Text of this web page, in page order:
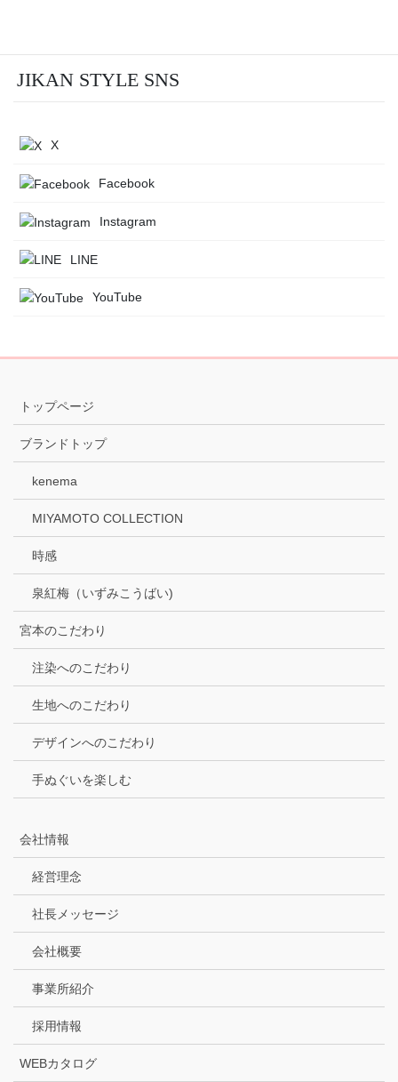
JIKAN STYLE SNS
X
Facebook
Instagram
LINE
YouTube
トップページ
ブランドトップ
kenema
MIYAMOTO COLLECTION
時感
泉紅梅（いずみこうばい)
宮本のこだわり
注染へのこだわり
生地へのこだわり
デザインへのこだわり
手ぬぐいを楽しむ
会社情報
経営理念
社長メッセージ
会社概要
事業所紹介
採用情報
WEBカタログ